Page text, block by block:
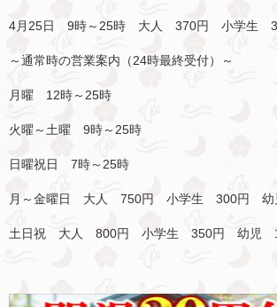
4月25日 9時～25時 大人 370円 小学生
～通常時の営業案内（24時最終受付）～
月曜 12時～25時
火曜～土曜 9時～25時
日曜祝日 7時～25時
月～金曜日 大人 750円 小学生 300円 幼
土日祝 大人 800円 小学生 350円 幼児